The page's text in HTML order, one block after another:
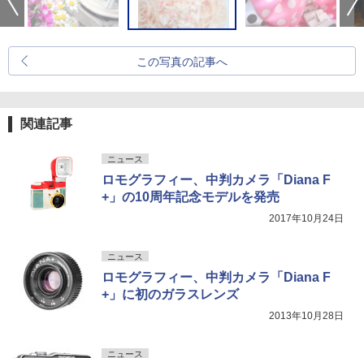
この写真の記事へ
関連記事
ニュース
ロモグラフィー、中判カメラ「Diana F
+」の10周年記念モデルを発売
2017年10月24日
ニュース
ロモグラフィー、中判カメラ「Diana F
+」に初のガラスレンズ
2013年10月28日
ニュース